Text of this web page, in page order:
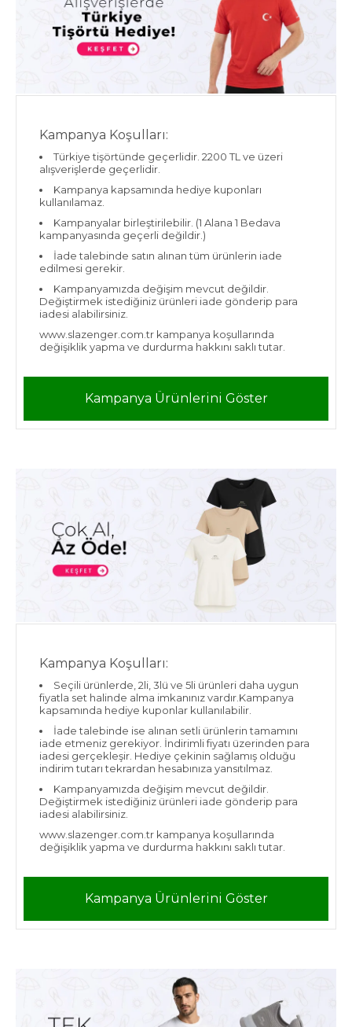
Kampanya Koşulları:
Türkiye tişörtünde geçerlidir. 2200 TL ve üzeri
alışverişlerde geçerlidir.
Kampanya kapsamında hediye kuponları
kullanılamaz.
Kampanyalar birleştirilebilir. (1 Alana 1 Bedava
kampanyasında geçerli değildir.)
İade talebinde satın alınan tüm ürünlerin iade
edilmesi gerekir.
Kampanyamızda değişim mevcut değildir.
Değiştirmek istediğiniz ürünleri iade gönderip para
iadesi alabilirsiniz.
www.slazenger.com.tr kampanya koşullarında
değişiklik yapma ve durdurma hakkını saklı tutar.
Kampanya Ürünlerini Göster
Kampanya Koşulları:
Seçili ürünlerde, 2li, 3lü ve 5li ürünleri daha uygun
fiyatla set halinde alma imkanınız vardır.Kampanya
kapsamında hediye kuponlar kullanılabilir.
İade talebinde ise alınan setli ürünlerin tamamını
iade etmeniz gerekiyor. İndirimli fiyatı üzerinden para
iadesi gerçekleşir. Hediye çekinin sağlamış olduğu
indirim tutarı tekrardan hesabınıza yansıtılmaz.
Kampanyamızda değişim mevcut değildir.
Değiştirmek istediğiniz ürünleri iade gönderip para
iadesi alabilirsiniz.
www.slazenger.com.tr kampanya koşullarında
değişiklik yapma ve durdurma hakkını saklı tutar.
Kampanya Ürünlerini Göster